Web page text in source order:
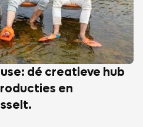
dé creatieve hub
en